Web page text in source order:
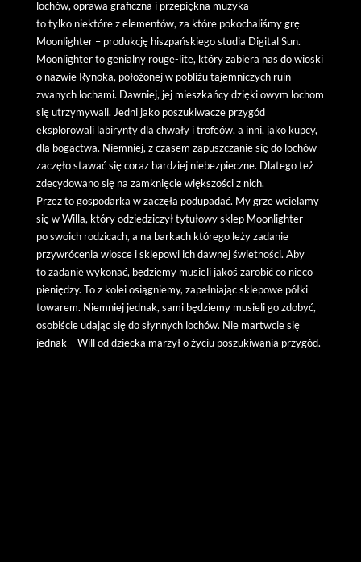
lochów, oprawa graficzna i przepiękna muzyka –
to tylko niektóre z elementów, za które pokochaliśmy grę
Moonlighter – produkcję hiszpańskiego studia Digital Sun.
Moonlighter to genialny rouge-lite, który zabiera nas do wioski
o nazwie Rynoka, położonej w pobliżu tajemniczych ruin
zwanych lochami. Dawniej, jej mieszkańcy dzięki owym lochom
się utrzymywali. Jedni jako poszukiwacze przygód
eksplorowali labirynty dla chwały i trofeów, a inni, jako kupcy,
dla bogactwa. Niemniej, z czasem zapuszczanie się do lochów
zaczęło stawać się coraz bardziej niebezpieczne. Dlatego też
zdecydowano się na zamknięcie większości z nich.
Przez to gospodarka w zaczęła podupadać. My grze wcielamy
się w Willa, który odziedziczył tytułowy sklep Moonlighter
po swoich rodzicach, a na barkach którego leży zadanie
przywrócenia wiosce i sklepowi ich dawnej świetności. Aby
to zadanie wykonać, będziemy musieli jakoś zarobić co nieco
pieniędzy. To z kolei osiągniemy, zapełniając sklepowe półki
towarem. Niemniej jednak, sami będziemy musieli go zdobyć,
osobiście udając się do słynnych lochów. Nie martwcie się
jednak – Will od dziecka marzył o życiu poszukiwania przygód.